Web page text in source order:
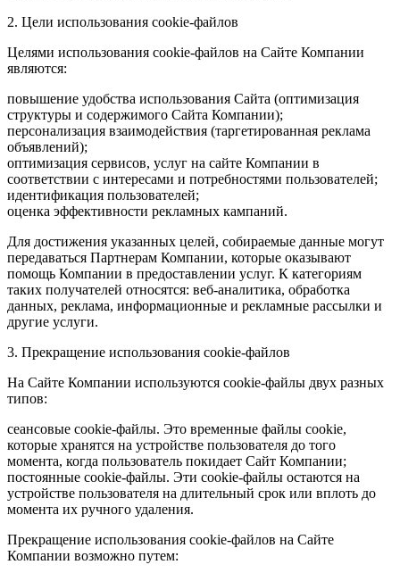
2. Цели использования cookie-файлов
Целями использования cookie-файлов на Сайте Компании
являются:
повышение удобства использования Сайта (оптимизация
структуры и содержимого Сайта Компании);
персонализация взаимодействия (таргетированная реклама
объявлений);
оптимизация сервисов, услуг на сайте Компании в
соответствии с интересами и потребностями пользователей;
идентификация пользователей;
оценка эффективности рекламных кампаний.
Для достижения указанных целей, собираемые данные могут
передаваться Партнерам Компании, которые оказывают
помощь Компании в предоставлении услуг. К категориям
таких получателей относятся: веб-аналитика, обработка
данных, реклама, информационные и рекламные рассылки и
другие услуги.
3. Прекращение использования cookie-файлов
На Сайте Компании используются cookie-файлы двух разных
типов:
сеансовые cookie-файлы. Это временные файлы cookie,
которые хранятся на устройстве пользователя до того
момента, когда пользователь покидает Сайт Компании;
постоянные cookie-файлы. Эти cookie-файлы остаются на
устройстве пользователя на длительный срок или вплоть до
момента их ручного удаления.
Прекращение использования cookie-файлов на Сайте
Компании возможно путем: